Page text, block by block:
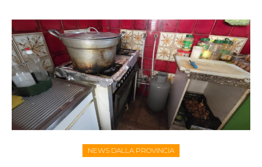
NEWS DALLA PROVINCIA